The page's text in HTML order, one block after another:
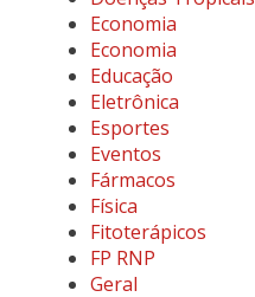
Economia
Economia
Educação
Eletrônica
Esportes
Eventos
Fármacos
Física
Fitoterápicos
FP RNP
Geral